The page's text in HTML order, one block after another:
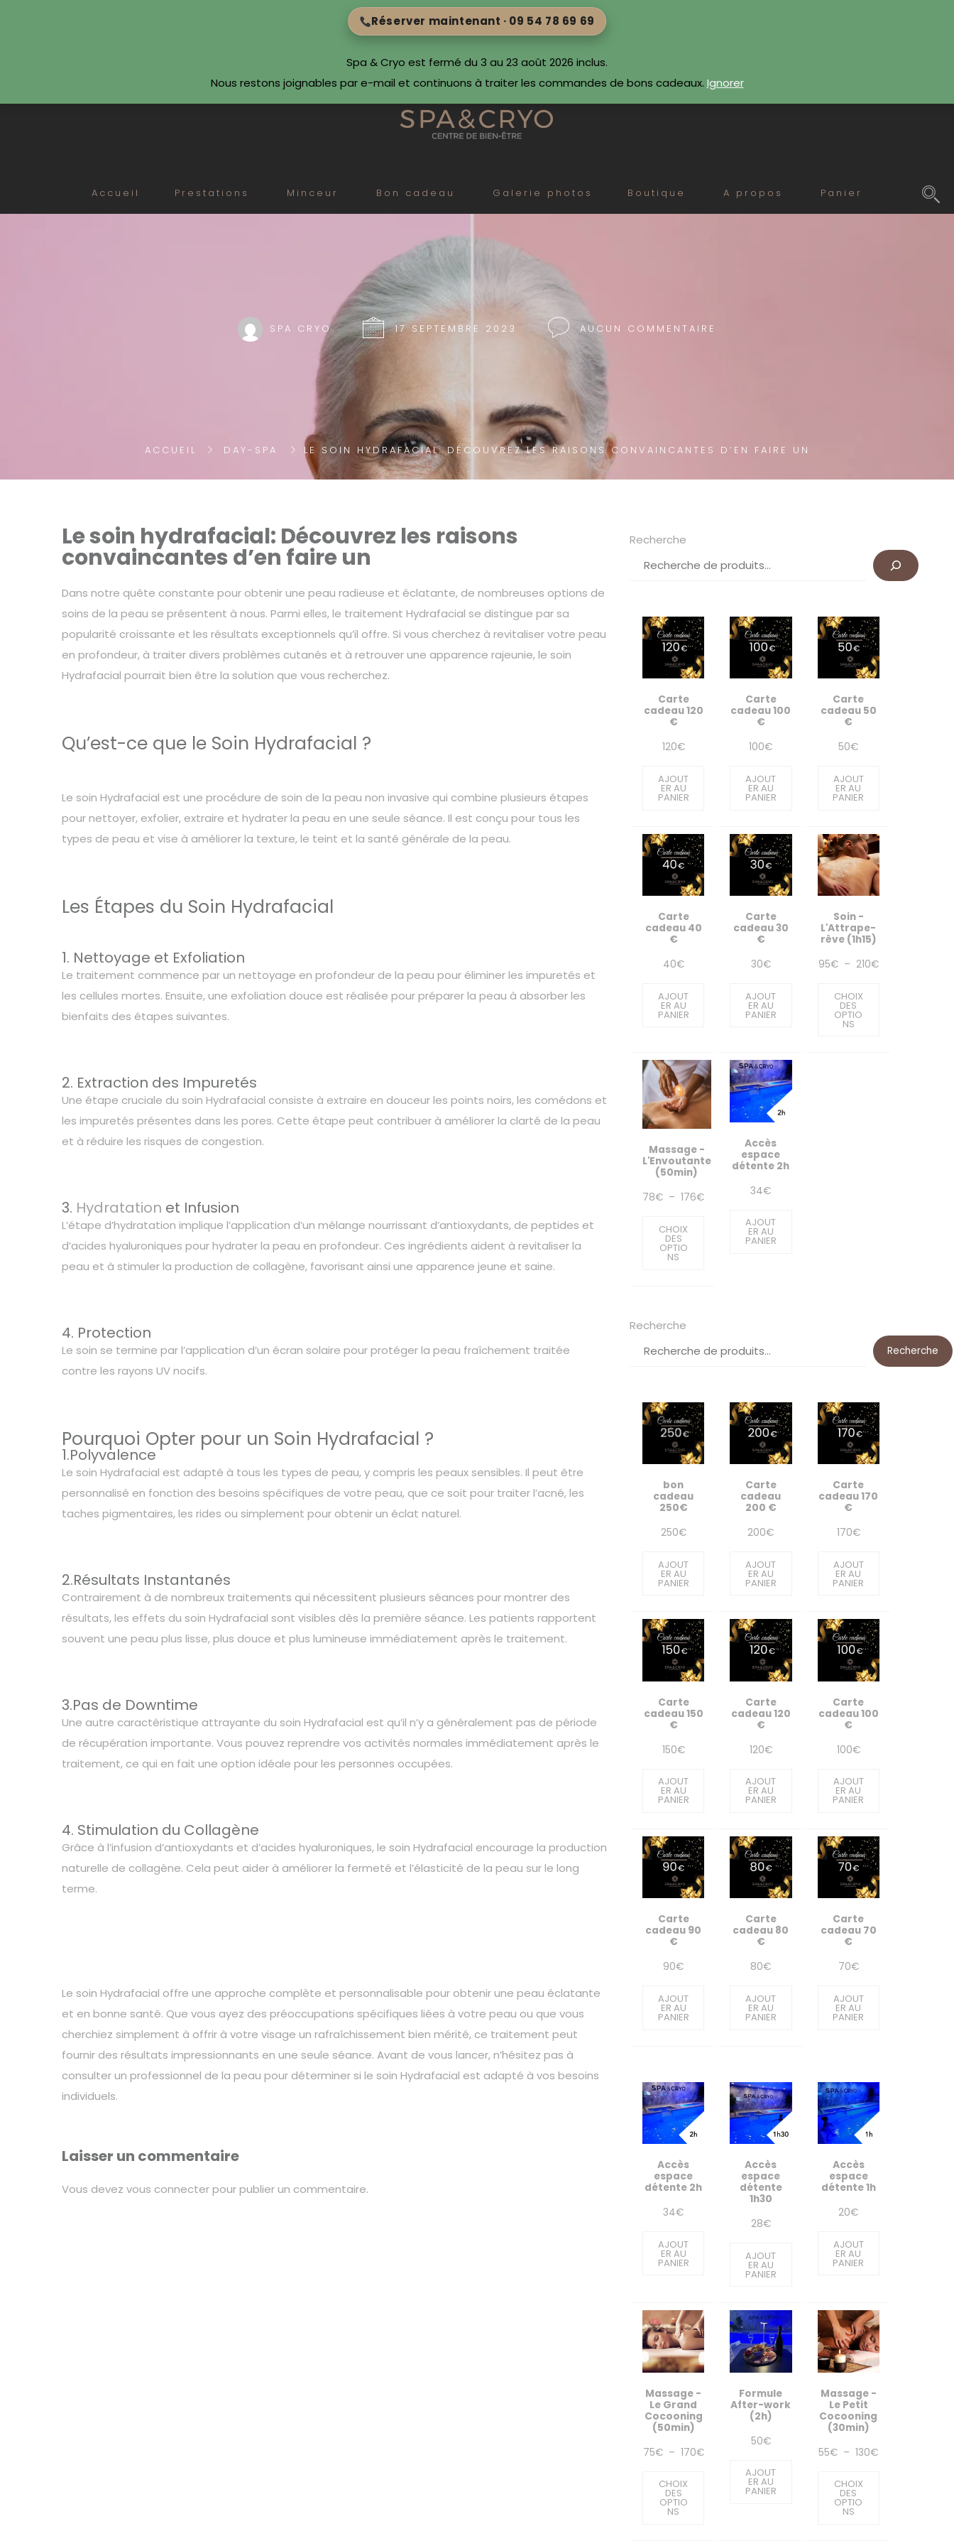
Réserver maintenant · 09 54 78 69 69
Accueil Prestations Minceur Bon cadeau Galerie photos Boutique A propos Panier
SPA CRYO 17 SEPTEMBRE 2023 AUCUN COMMENTAIRE
ACCUEIL DAY-SPA LE SOIN HYDRAFACIAL: DÉCOUVREZ LES RAISONS CONVAINCANTES D’EN FAIRE UN
Le soin hydrafacial: Découvrez les raisons
convaincantes d’en faire un
Dans notre quête constante pour obtenir une peau radieuse et éclatante, de nombreuses options de
soins de la peau se présentent à nous. Parmi elles, le traitement Hydrafacial se distingue par sa
popularité croissante et les résultats exceptionnels qu’il offre. Si vous cherchez à revitaliser votre peau
en profondeur, à traiter divers problèmes cutanés et à retrouver une apparence rajeunie, le soin
Hydrafacial pourrait bien être la solution que vous recherchez.
Qu’est-ce que le Soin Hydrafacial ?
Le soin Hydrafacial est une procédure de soin de la peau non invasive qui combine plusieurs étapes
pour nettoyer, exfolier, extraire et hydrater la peau en une seule séance. Il est conçu pour tous les
types de peau et vise à améliorer la texture, le teint et la santé générale de la peau.
Les Étapes du Soin Hydrafacial
1. Nettoyage et Exfoliation
Le traitement commence par un nettoyage en profondeur de la peau pour éliminer les impuretés et
les cellules mortes. Ensuite, une exfoliation douce est réalisée pour préparer la peau à absorber les
bienfaits des étapes suivantes.
2. Extraction des Impuretés
Une étape cruciale du soin Hydrafacial consiste à extraire en douceur les points noirs, les comédons et
les impuretés présentes dans les pores. Cette étape peut contribuer à améliorer la clarté de la peau
et à réduire les risques de congestion.
3. Hydratation et Infusion
L’étape d’hydratation implique l’application d’un mélange nourrissant d’antioxydants, de peptides et
d’acides hyaluroniques pour hydrater la peau en profondeur. Ces ingrédients aident à revitaliser la
peau et à stimuler la production de collagène, favorisant ainsi une apparence jeune et saine.
4. Protection
Le soin se termine par l’application d’un écran solaire pour protéger la peau fraîchement traitée
contre les rayons UV nocifs.
Pourquoi Opter pour un Soin Hydrafacial ?
1.Polyvalence
Le soin Hydrafacial est adapté à tous les types de peau, y compris les peaux sensibles. Il peut être
personnalisé en fonction des besoins spécifiques de votre peau, que ce soit pour traiter l’acné, les
taches pigmentaires, les rides ou simplement pour obtenir un éclat naturel.
2.Résultats Instantanés
Contrairement à de nombreux traitements qui nécessitent plusieurs séances pour montrer des
résultats, les effets du soin Hydrafacial sont visibles dès la première séance. Les patients rapportent
souvent une peau plus lisse, plus douce et plus lumineuse immédiatement après le traitement.
3.Pas de Downtime
Une autre caractéristique attrayante du soin Hydrafacial est qu’il n’y a généralement pas de période
de récupération importante. Vous pouvez reprendre vos activités normales immédiatement après le
traitement, ce qui en fait une option idéale pour les personnes occupées.
4. Stimulation du Collagène
Grâce à l’infusion d’antioxydants et d’acides hyaluroniques, le soin Hydrafacial encourage la production
naturelle de collagène. Cela peut aider à améliorer la fermeté et l’élasticité de la peau sur le long
terme.
Le soin Hydrafacial offre une approche complète et personnalisable pour obtenir une peau éclatante
et en bonne santé. Que vous ayez des préoccupations spécifiques liées à votre peau ou que vous
cherchiez simplement à offrir à votre visage un rafraîchissement bien mérité, ce traitement peut
fournir des résultats impressionnants en une seule séance. Avant de vous lancer, n’hésitez pas à
consulter un professionnel de la peau pour déterminer si le soin Hydrafacial est adapté à vos besoins
individuels.
Laisser un commentaire
Vous devez vous connecterpour publier un commentaire.
Recherche
Carte
cadeau 120
€
120€
AJOUT
ER AU
PANIER
Carte
cadeau 100
€
100€
AJOUT
ER AU
PANIER
Carte
cadeau 50
€
50€
AJOUT
ER AU
PANIER
Carte
cadeau 40
€
40€
AJOUT
ER AU
PANIER
Carte
cadeau 30
€
30€
AJOUT
ER AU
PANIER
Soin -
L'Attrape-
rêve (1h15)
95€ – 210€Plage
CHOIX
DES
OPTIO
NS
Massage -
L'Envoutante
(50min)
78€ – 176€Plage
CHOIX
DES
OPTIO
NS
Accès
espace
détente 2h
34€
AJOUT
ER AU
PANIER
Recherche
Recherche
bon
cadeau
250€
250€
AJOUT
ER AU
PANIER
Carte
cadeau
200 €
200€
AJOUT
ER AU
PANIER
Carte
cadeau 170
€
170€
AJOUT
ER AU
PANIER
Carte
cadeau 150
€
150€
AJOUT
ER AU
PANIER
Carte
cadeau 120
€
120€
AJOUT
ER AU
PANIER
Carte
cadeau 100
€
100€
AJOUT
ER AU
PANIER
Carte
cadeau 90
€
90€
AJOUT
ER AU
PANIER
Carte
cadeau 80
€
80€
AJOUT
ER AU
PANIER
Carte
cadeau 70
€
70€
AJOUT
ER AU
PANIER
Accès
espace
détente 2h
34€
AJOUT
ER AU
PANIER
Accès
espace
détente
1h30
28€
AJOUT
ER AU
PANIER
Accès
espace
détente 1h
20€
AJOUT
ER AU
PANIER
Massage -
Le Grand
Cocooning
(50min)
75€ – 170€Plage
CHOIX
DES
OPTIO
NS
Formule
After-work
(2h)
50€
AJOUT
ER AU
PANIER
Massage -
Le Petit
Cocooning
(30min)
55€ – 130€Plage
CHOIX
DES
OPTIO
NS
Spa & Cryo est fermé du 3 au 23 août 2026 inclus.
Nous restons joignables par e-mail et continuons à traiter les commandes de bons cadeaux. Ignorer